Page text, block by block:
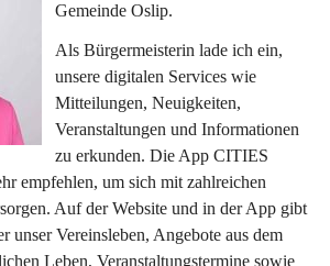
Gemeinde Oslip.
Als Bürgermeisterin lade ich ein,
unsere digitalen Services wie
Mitteilungen, Neuigkeiten,
Veranstaltungen und Informationen
zu erkunden. Die App CITIES
empfehlen, um sich mit zahlreichen
Auf der Website und in der App gibt
unser Vereinsleben, Angebote aus dem
Leben, Veranstaltungstermine sowie